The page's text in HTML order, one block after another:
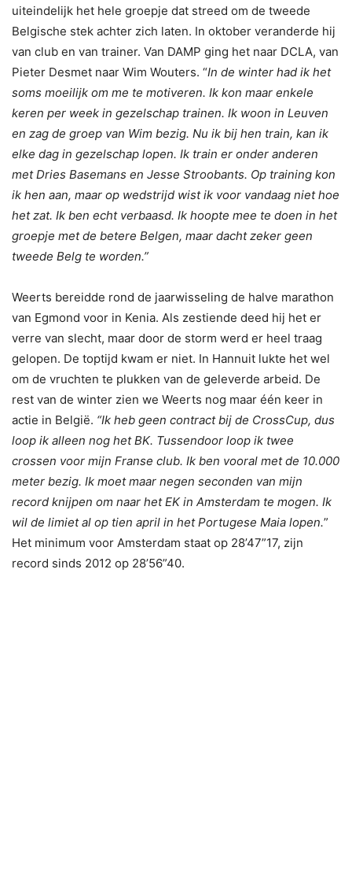
uiteindelijk het hele groepje dat streed om de tweede
Belgische stek achter zich laten. In oktober veranderde hij
van club en van trainer. Van DAMP ging het naar DCLA, van
Pieter Desmet naar Wim Wouters. “In de winter had ik het
soms moeilijk om me te motiveren. Ik kon maar enkele
keren per week in gezelschap trainen. Ik woon in Leuven
en zag de groep van Wim bezig. Nu ik bij hen train, kan ik
elke dag in gezelschap lopen. Ik train er onder anderen
met Dries Basemans en Jesse Stroobants. Op training kon
ik hen aan, maar op wedstrijd wist ik voor vandaag niet hoe
het zat. Ik ben echt verbaasd. Ik hoopte mee te doen in het
groepje met de betere Belgen, maar dacht zeker geen
tweede Belg te worden.”
Weerts bereidde rond de jaarwisseling de halve marathon
van Egmond voor in Kenia. Als zestiende deed hij het er
verre van slecht, maar door de storm werd er heel traag
gelopen. De toptijd kwam er niet. In Hannuit lukte het wel
om de vruchten te plukken van de geleverde arbeid. De
rest van de winter zien we Weerts nog maar één keer in
actie in België. “Ik heb geen contract bij de CrossCup, dus
loop ik alleen nog het BK. Tussendoor loop ik twee
crossen voor mijn Franse club. Ik ben vooral met de 10.000
meter bezig. Ik moet maar negen seconden van mijn
record knijpen om naar het EK in Amsterdam te mogen. Ik
wil de limiet al op tien april in het Portugese Maia lopen.”
Het minimum voor Amsterdam staat op 28’47”17, zijn
record sinds 2012 op 28’56”40.